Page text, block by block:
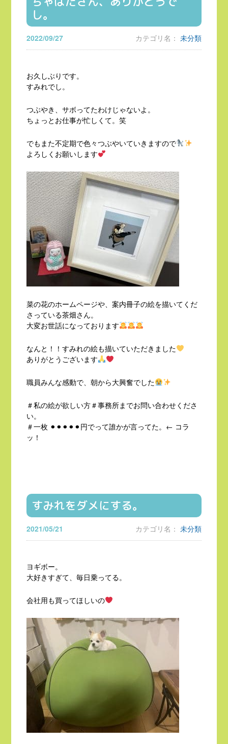
し。
2022/09/27 カテゴリ名： 未分類
お久しぶりです。
すみれでし。
つぶやき、サボってたわけじゃないよ。
ちょっとお仕事が忙しくて。笑
でもまた不定期で色々つぶやいていきますので
よろしくお願いします
菜の花のホームページや、案内冊子の絵を描いてくだ
さっている茶畑さん。
大変お世話になっております
なんと！！すみれの絵も描いていただきました
ありがとうございます
職員みんな感動で、朝から大興奮でした
＃私の絵が欲しい方＃事務所までお問い合わせくださ
い。
＃一枚 ⚫︎⚫︎⚫︎⚫︎⚫︎円でって誰かが言ってた。← コラ
ッ！
すみれをダメにする。
2021/05/21 カテゴリ名： 未分類
ヨギボー。
大好きすぎて、毎日乗ってる。
会社用も買ってほしいの